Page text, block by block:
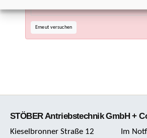
Erneut versuchen
STÖBER Antriebstechnik GmbH +
Kieselbronner Straße 12
Im